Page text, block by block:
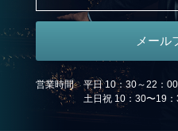
メール
営業時間 平日 10：30～22：00
土日祝 10：30〜19